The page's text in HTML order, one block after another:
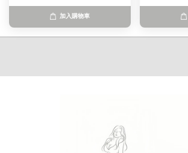
加入購物車